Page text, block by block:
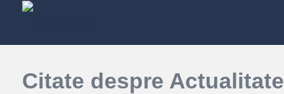
Citate despre Actualitate